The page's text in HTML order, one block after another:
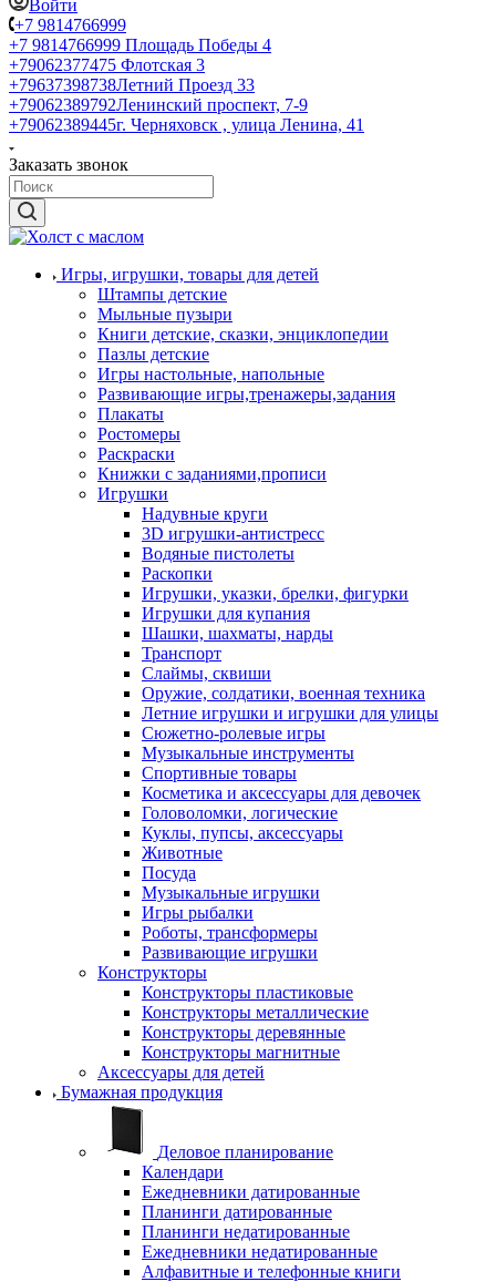
Войти
+7 9814766999
+7 9814766999 Площадь Победы 4
+79062377475 Флотская 3
+79637398738Летний Проезд 33
+79062389792Ленинский проспект, 7-9
+79062389445г. Черняховск , улица Ленина, 41
Заказать звонок
Игры, игрушки, товары для детей
Штампы детские
Мыльные пузыри
Книги детские, сказки, энциклопедии
Пазлы детские
Игры настольные, напольные
Развивающие игры,тренажеры,задания
Плакаты
Ростомеры
Раскраски
Книжки с заданиями,прописи
Игрушки
Надувные круги
3D игрушки-антистресс
Водяные пистолеты
Раскопки
Игрушки, указки, брелки, фигурки
Игрушки для купания
Шашки, шахматы, нарды
Транспорт
Слаймы, сквиши
Оружие, солдатики, военная техника
Летние игрушки и игрушки для улицы
Сюжетно-ролевые игры
Музыкальные инструменты
Спортивные товары
Косметика и аксессуары для девочек
Головоломки, логические
Куклы, пупсы, аксессуары
Животные
Посуда
Музыкальные игрушки
Игры рыбалки
Роботы, трансформеры
Развивающие игрушки
Конструкторы
Конструкторы пластиковые
Конструкторы металлические
Конструкторы деревянные
Конструкторы магнитные
Аксессуары для детей
Бумажная продукция
Деловое планирование
Календари
Ежедневники датированные
Планинги датированные
Планинги недатированные
Ежедневники недатированные
Алфавитные и телефонные книги